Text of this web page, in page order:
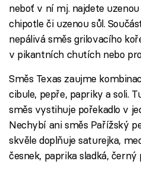
neboť v ní mj. najdete
chipotle či uzenou sůl.
nepálivá směs grilovacího
v pikantních chutích nebo
Směs Texas zaujme
cibule, pepře, papriky a soli.
směs vystihuje pořekadlo v
Nechybí ani směs Pařížský
skvěle doplňuje saturejka,
česnek, paprika sladká,